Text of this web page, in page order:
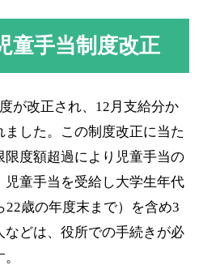
童手当制度改正
が改正され、12月支給分か
ました。この制度改正に当た
限度額超過により児童手当の
児童手当を受給し大学生年代
22歳の年度末まで）を含め3
などは、役所での手続きが必